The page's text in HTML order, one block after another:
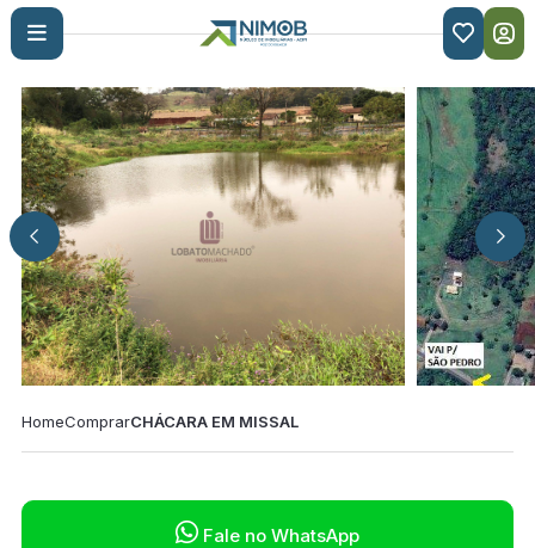

HomeComprarCHÁCARA EM MISSAL
 Fale no WhatsApp